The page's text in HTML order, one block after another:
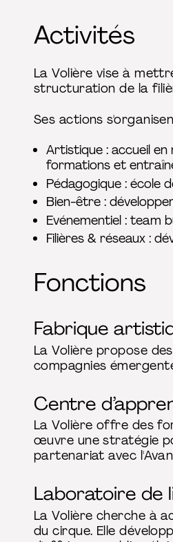
Activités
La Volière vise à
structuration de la
Ses actions
Artistique : accueil
formations et
Pédagogique : école
Bien-être :
Evénementiel : team
Filières & réseaux :
Fonctions
Fabrique
La Volière propose
compagnies
Centre
La Volière offre des
œuvre une stratégie
partenariat avec
Laboratoire de
La Volière cherche à
du cirque. Elle